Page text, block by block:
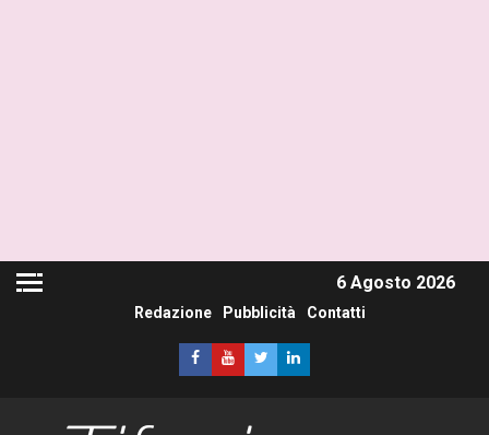
6 Agosto 2026
Redazione Pubblicità Contatti